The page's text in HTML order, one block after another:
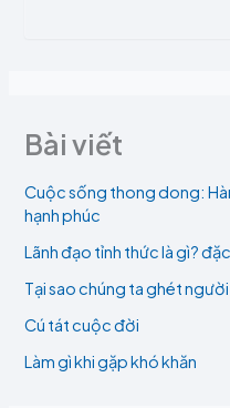
Bài viết
Cuộc sống thong dong:
hạnh phúc
Lãnh đạo tỉnh thức là gì?
Tại sao chúng ta ghét
Cú tát cuộc đời
Làm gì khi gặp khó khăn